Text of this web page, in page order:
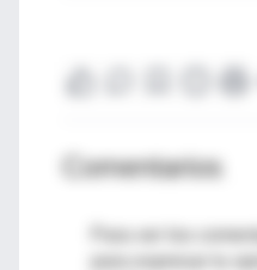
Comentarios
Para ver los